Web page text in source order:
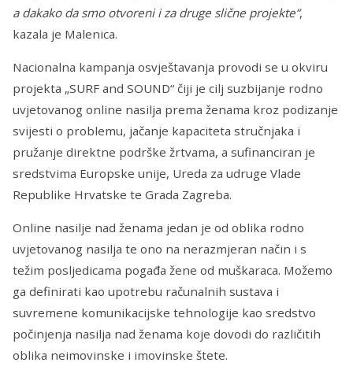
a dakako da smo otvoreni i za druge slične projekte“,
kazala je Malenica.
Nacionalna kampanja osvještavanja provodi se u okviru
projekta „SURF and SOUND“ čiji je cilj suzbijanje rodno
uvjetovanog online nasilja prema ženama kroz podizanje
svijesti o problemu, jačanje kapaciteta stručnjaka i
pružanje direktne podrške žrtvama, a sufinanciran je
sredstvima Europske unije, Ureda za udruge Vlade
Republike Hrvatske te Grada Zagreba.
Online nasilje nad ženama jedan je od oblika rodno
uvjetovanog nasilja te ono na nerazmjeran način i s
težim posljedicama pogađa žene od muškaraca. Možemo
ga definirati kao upotrebu računalnih sustava i
suvremene komunikacijske tehnologije kao sredstvo
počinjenja nasilja nad ženama koje dovodi do različitih
oblika neimovinske i imovinske štete.